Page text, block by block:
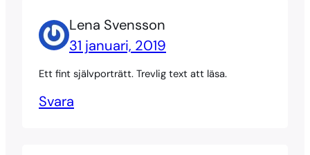
Lena Svensson
31 januari, 2019
Ett fint självporträtt. Trevlig text att läsa.
Svara